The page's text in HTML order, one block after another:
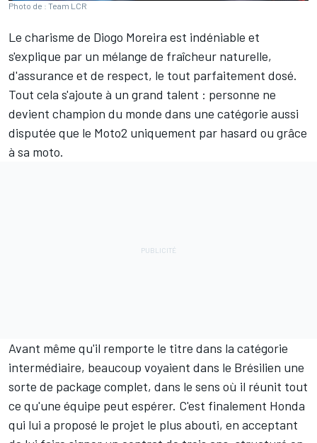
Photo de : Team LCR
Le charisme de Diogo Moreira est indéniable et
s'explique par un mélange de fraîcheur naturelle,
d'assurance et de respect, le tout parfaitement dosé.
Tout cela s'ajoute à un grand talent : personne ne
devient champion du monde dans une catégorie aussi
disputée que le Moto2 uniquement par hasard ou grâce
à sa moto.
Avant même qu'il remporte le titre dans la catégorie
intermédiaire, beaucoup voyaient dans le Brésilien une
sorte de package complet, dans le sens où il réunit tout
ce qu'une équipe peut espérer. C'est finalement Honda
qui lui a proposé le projet le plus abouti, en acceptant